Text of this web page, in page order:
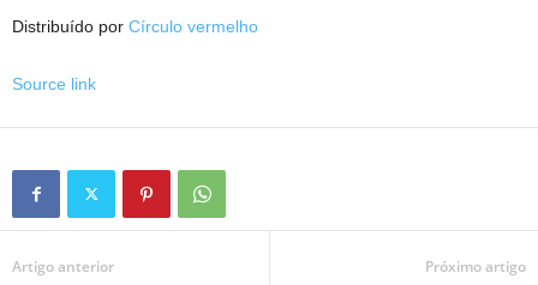
Distribuído por Círculo vermelho
Source link
Artigo anterior Próximo artigo